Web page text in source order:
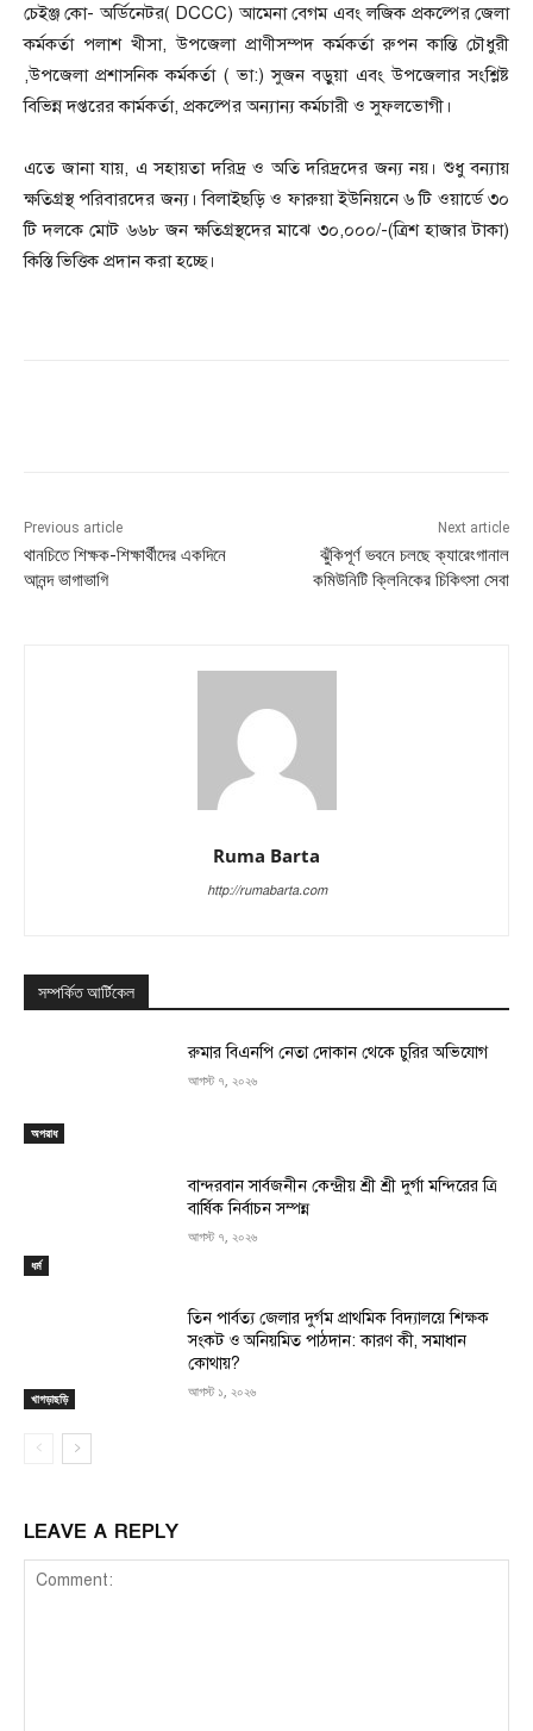
চেইঞ্জ কো- অর্ডিনেটর( DCCC) আমেনা বেগম এবং লজিক প্রকল্পের জেলা
কর্মকর্তা পলাশ খীসা, উপজেলা প্রাণীসম্পদ কর্মকর্তা রুপন কান্তি চৌধুরী
,উপজেলা প্রশাসনিক কর্মকর্তা ( ভা:) সুজন বড়ুয়া এবং উপজেলার সংশ্লিষ্ট
বিভিন্ন দপ্তরের কার্মকর্তা, প্রকল্পের অন্যান্য কর্মচারী ও সুফলভোগী।
এতে জানা যায়, এ সহায়তা দরিদ্র ও অতি দরিদ্রদের জন্য নয়। শুধু বন্যায়
ক্ষতিগ্রস্থ পরিবারদের জন্য। বিলাইছড়ি ও ফারুয়া ইউনিয়নে ৬ টি ওয়ার্ডে ৩০
টি দলকে মোট ৬৬৮ জন ক্ষতিগ্রস্থদের মাঝে ৩০,০০০/-(ত্রিশ হাজার টাকা)
কিস্তি ভিত্তিক প্রদান করা হচ্ছে।
Previous article
থানচিতে শিক্ষক-শিক্ষার্থীদের একদিনে
আনন্দ ভাগাভাগি
Next article
ঝুঁকিপূর্ণ ভবনে চলছে ক্যারেংগানাল
কমিউনিটি ক্লিনিকের চিকিৎসা সেবা
Ruma Barta
http://rumabarta.com
সম্পর্কিত আর্টিকেল
অপরাধ
রুমার বিএনপি নেতা দোকান থেকে চুরির অভিযোগ
আগস্ট ৭, ২০২৬
ধর্ম
বান্দরবান সার্বজনীন কেন্দ্রীয় শ্রী শ্রী দুর্গা মন্দিরের ত্রি
বার্ষিক নির্বাচন সম্পন্ন
আগস্ট ৭, ২০২৬
খাগড়াছড়ি
তিন পার্বত্য জেলার দুর্গম প্রাথমিক বিদ্যালয়ে শিক্ষক
সংকট ও অনিয়মিত পাঠদান: কারণ কী, সমাধান
কোথায়?
আগস্ট ১, ২০২৬
LEAVE A REPLY